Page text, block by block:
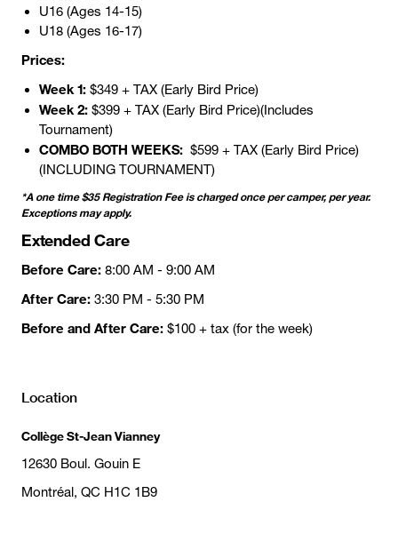
U16 (Ages 14-15)
U18 (Ages 16-17)
Prices:
Week 1: $349 + TAX (Early Bird Price)
Week 2: $399 + TAX (Early Bird Price)(Includes
Tournament)
COMBO BOTH WEEKS: $599 + TAX (Early Bird Price)
(INCLUDING TOURNAMENT)
*A one time $35 Registration Fee is charged once per camper, per year.
Exceptions may apply.
Extended Care
Before Care: 8:00 AM - 9:00 AM
After Care: 3:30 PM - 5:30 PM
Before and After Care: $100 + tax (for the week)
Location
Collège St-Jean Vianney
12630 Boul. Gouin E
Montréal, QC H1C 1B9